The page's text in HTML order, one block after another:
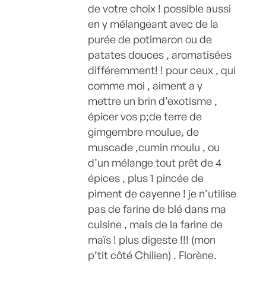
de votre choix ! possible aussi
en y mélangeant avec de la
purée de potimaron ou de
patates douces , aromatisées
différemment! ! pour ceux , qui
comme moi , aiment a y
mettre un brin d’exotisme ,
épicer vos p;de terre de
gimgembre moulue, de
muscade ,cumin moulu , ou
d’un mélange tout prêt de 4
épices , plus 1 pincée de
piment de cayenne ! je n’utilise
pas de farine de blé dans ma
cuisine , mais de la farine de
maïs ! plus digeste !!! (mon
p’tit côté Chilien) . Florène.